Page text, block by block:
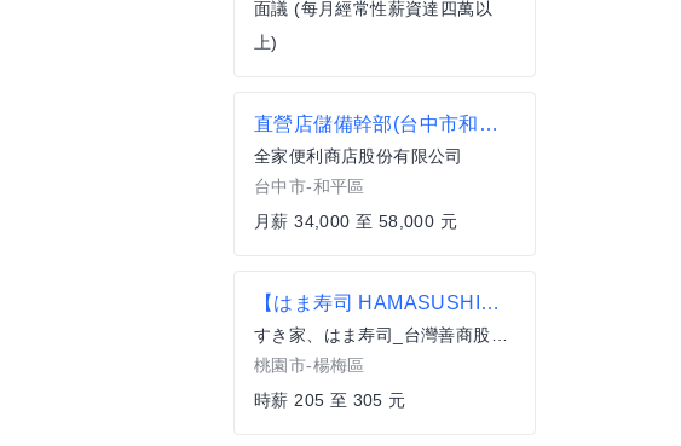
面議 (每月經常性薪資達四萬以
上)
直營店儲備幹部(台中市和平區)
全家便利商店股份有限公司
台中市-和平區
月薪 34,000 至 58,000 元
【はま寿司 HAMASUSHI】早班兼職★時薪210元起(含全勤)★楊梅店
すき家、はま寿司_台灣善商股份有限公司
桃園市-楊梅區
時薪 205 至 305 元